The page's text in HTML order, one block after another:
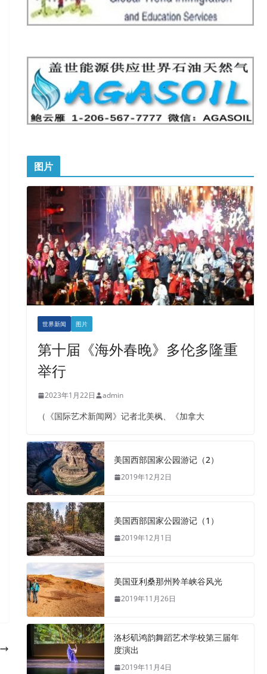
图片
世界新闻 图片
第十届《海外春晚》多伦多隆重
举行
2023年1月22日 admin
（《国际艺术新闻网》记者北美枫、《加拿大
美国西部国家公园游记（2）
2019年12月2日
美国西部国家公园游记（1）
2019年12月1日
美国亚利桑那州羚羊峡谷风光
2019年11月26日
洛杉矶鸿韵舞蹈艺术学校第三届年
度演出
2019年11月4日